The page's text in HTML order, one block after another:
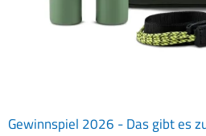
Gewinnspiel 2026 - Das gibt es